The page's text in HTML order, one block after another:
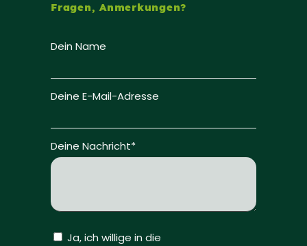
Fragen, Anmerkungen?
Dein Name
Deine E-Mail-Adresse
Deine Nachricht*
Ja, ich willige in die